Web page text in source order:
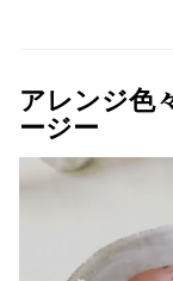
アレンジ色
ージー